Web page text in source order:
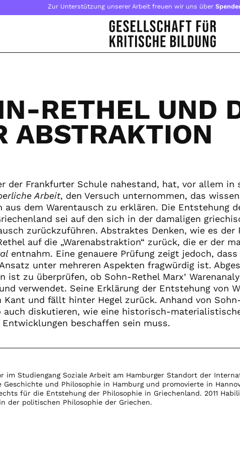
Zur Unterstützung unserer Arbeit freuen wir uns über
RETHEL UND
ABSTRAKTION
der Frankfurter Schule nahestand, hat, vor allem in
Arbeit, den Versuch unternommen, das
aus dem Warentausch zu erklären. Die Entstehung
sei auf den sich in der damaligen
zurückzuführen. Abstraktes Denken, wie es der
auf die „Warenabstraktion“ zurück, die er der
entnahm. Eine genauere Prüfung zeigt jedoch,
unter mehreren Aspekten fragwürdig ist.
ist zu überprüfen, ob Sohn-Rethel Marx’
verwendet. Seine Erklärung der Entstehung von
und fällt hinter Hegel zurück. Anhand von
auch diskutieren, wie eine historisch-
beschaffen sein muss.
im Studiengang Soziale Arbeit am Hamburger Standort der
Geschichte und Philosophie in Hamburg und promovierte in
für die Entstehung der Philosophie in Griechenland. 2011
der politischen Philosophie der Griechen.